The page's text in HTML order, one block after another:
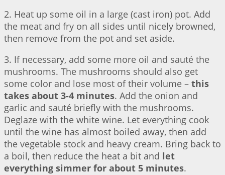
2. Heat up some oil in a large (cast iron) pot. Add
the meat and fry on all sides until nicely browned,
then remove from the pot and set aside.
3. If necessary, add some more oil and sauté the
mushrooms. The mushrooms should also get
some color and lose most of their volume – this
takes about 3-4 minutes. Add the onion and
garlic and sauté briefly with the mushrooms.
Deglaze with the white wine. Let everything cook
until the wine has almost boiled away, then add
the vegetable stock and heavy cream. Bring back to
a boil, then reduce the heat a bit and let
everything simmer for about 5 minutes.